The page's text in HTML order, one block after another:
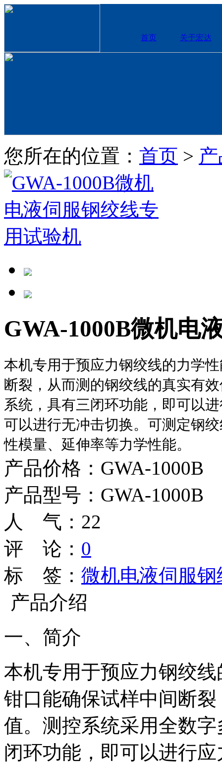
首页 关于宏达
您所在的位置： 首页 >
GWA-1000B微机电
本机专用于预应力钢绞线的力学
断裂，从而测的钢绞线的真实有
系统，具有三闭环功能，即可以
可以进行无冲击切换。可测定钢
性模量、延伸率等力学性能。
产品价格：GWA-1000B
产品型号：GWA-1000B
人 气： 22
评 论： 0
标 签： 微机电液伺服
产品介绍
一、简介
本机专用于预应力钢绞
钳口能确保试样中间断
值。测控系统采用全数
闭环功能，即可以进行